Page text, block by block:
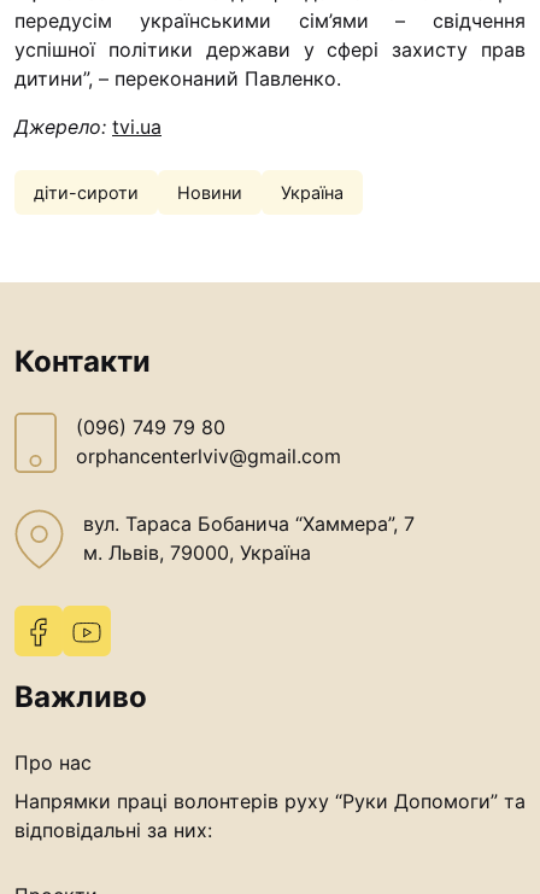
передусім українськими сім’ями – свідчення
успішної політики держави у сфері захисту прав
дитини”, – переконаний Павленко.
Джерело: tvi.ua
діти-сироти Новини Україна
Контакти
(096) 749 79 80
orphancenterlviv@gmail.com
вул. Тараса Бобанича “Хаммера”, 7
м. Львів, 79000, Україна
Важливо
Про нас
Напрямки праці волонтерів руху “Руки Допомоги” та
відповідальні за них: